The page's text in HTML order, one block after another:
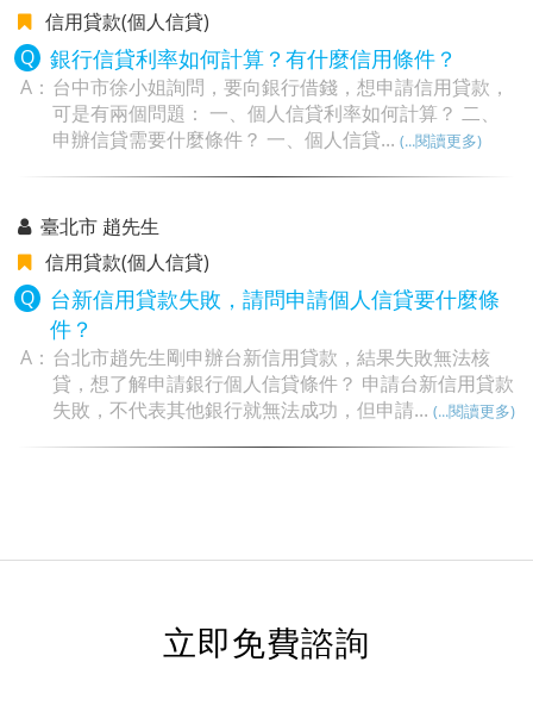
信用貸款(個人信貸)
銀行信貸利率如何計算？有什麼信用條件？
台中市徐小姐詢問，要向銀行借錢，想申請信用貸款，
可是有兩個問題： 一、個人信貸利率如何計算？ 二、
申辦信貸需要什麼條件？ 一、個人信貸... (...閱讀更多)
臺北市 趙先生
信用貸款(個人信貸)
台新信用貸款失敗，請問申請個人信貸要什麼條
件？
台北市趙先生剛申辦台新信用貸款，結果失敗無法核
貸，想了解申請銀行個人信貸條件？ 申請台新信用貸款
失敗，不代表其他銀行就無法成功，但申請... (...閱讀更多)
立即免費諮詢